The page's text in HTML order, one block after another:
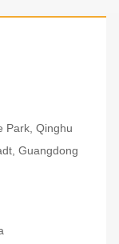
Park, Qinghu
Guangdong